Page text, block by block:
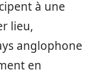
à une
lieu,
anglophone
en